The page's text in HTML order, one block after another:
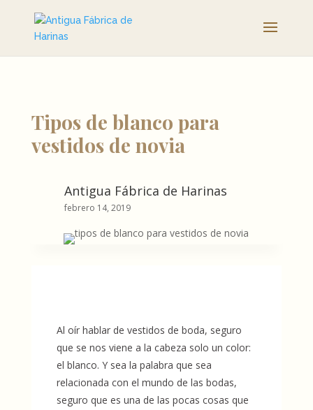
Tipos de blanco para
vestidos de novia
Antigua Fábrica de Harinas
febrero 14, 2019
Al oír hablar de vestidos de boda, seguro
que se nos viene a la cabeza solo un color:
el blanco. Y sea la palabra que sea
relacionada con el mundo de las bodas,
seguro que es una de las pocas cosas que